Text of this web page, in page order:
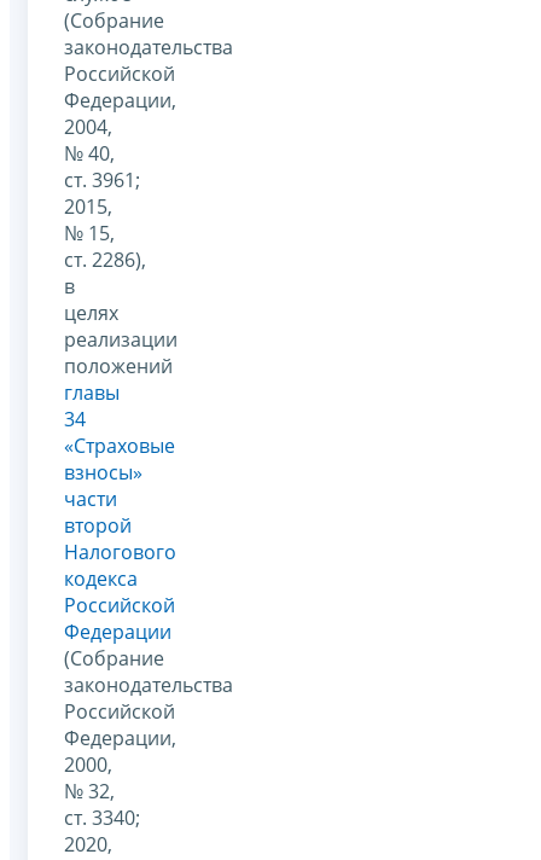
(Собрание
законодательства
Российской
Федерации,
2004,
№ 40,
ст. 3961;
2015,
№ 15,
ст. 2286),
в
целях
реализации
положений
главы
34
«Страховые
взносы»
части
второй
Налогового
кодекса
Российской
Федерации
(Собрание
законодательства
Российской
Федерации,
2000,
№ 32,
ст. 3340;
2020,